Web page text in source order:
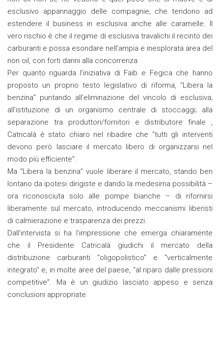
esclusivo appannaggio delle compagnie, che tendono ad
estendere il business in esclusiva anche alle caramelle. Il
vero rischio è che il regime di esclusiva travalichi il recinto dei
carburanti e possa esondare nell’ampia e inesplorata area del
non oil, con forti danni alla concorrenza
Per quanto riguarda l’iniziativa di Faib e Fegica che hanno
proposto un proprio testo legislativo di riforma, “Libera la
benzina” puntando all’eliminazione del vincolo di esclusiva;
all’istituzione di un organismo centrale di stoccaggi; alla
separazione tra produttori/fornitori e distributore finale ,
Catricalà è stato chiaro nel ribadire che “tutti gli interventi
devono però lasciare il mercato libero di organizzarsi nel
modo più efficiente”.
Ma “Libera la benzina” vuole liberare il mercato, stando ben
lontano da ipotesi dirigiste e dando la medesima possibilità –
ora riconosciuta solo alle pompe bianche – di rifornirsi
liberamente sul mercato, introducendo meccanismi liberisti
di calmierazione e trasparenza dei prezzi.
Dall’intervista si ha l’impressione che emerga chiaramente
che il Presidente Catricalà giudichi il mercato della
distribuzione carburanti “oligopolistico” e “verticalmente
integrato” e, in molte aree del paese, “al riparo dalle pressioni
competitive”. Ma è un giudizio lasciato appeso e senza
conclusioni appropriate.